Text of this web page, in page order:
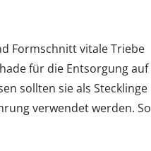
Formschnitt vitale Triebe
für die Entsorgung auf
sollten sie als Stecklinge
verwendet werden. So